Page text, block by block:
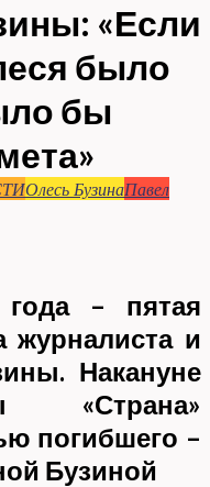
«Если
было
бы
Олесь БузинаПавел
– пятая
журналиста и
Накануне
«Страна»
погибшего –
Бузиной